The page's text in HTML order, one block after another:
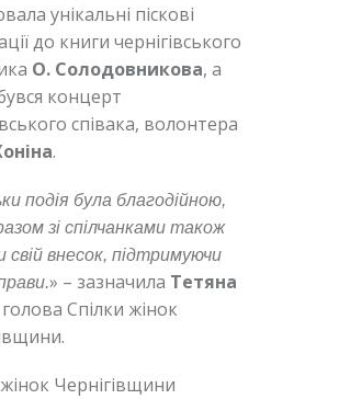
унікальні піскові
до книги чернігівського
О. Солодовникова, а
концерт
співака, волонтера
.
подія була благодійною,
зі спілчанками також
свій внесок, підтримуючи
» – зазначила Тетяна
голова Спілки жінок
Чернігівщини